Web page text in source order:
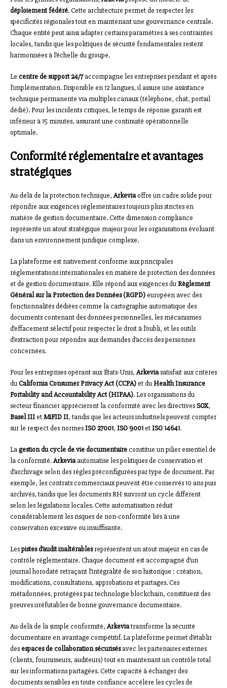
déploiement fédéré. Cette architecture permet de respecter les
spécificités régionales tout en maintenant une gouvernance centrale.
Chaque entité peut ainsi adapter certains paramètres à ses contraintes
locales, tandis que les politiques de sécurité fondamentales restent
harmonisées à l’échelle du groupe.
Le centre de support 24/7accompagne les entreprises pendant et après
l’implémentation. Disponible en 12 langues, il assure une assistance
technique permanente via multiples canaux (téléphone, chat, portail
dédié). Pour les incidents critiques, le temps de réponse garanti est
inférieur à 15 minutes, assurant une continuité opérationnelle
optimale.
Conformité réglementaire et avantages
stratégiques
Au-delà de la protection technique, Arkeviaoffre un cadre solide pour
répondre aux exigences réglementaires toujours plus strictes en
matière de gestion documentaire. Cette dimension compliance
représente un atout stratégique majeur pour les organisations évoluant
dans un environnement juridique complexe.
La plateforme est nativement conforme aux principales
réglementations internationales en matière de protection des données
et de gestion documentaire. Elle répond aux exigences duRèglement
Général sur la Protection des Données (RGPD)européen avec des
fonctionnalités dédiées comme la cartographie automatique des
documents contenant des données personnelles, les mécanismes
d’effacement sélectif pour respecter le droit à l’oubli, et les outils
d’extraction pour répondre aux demandes d’accès des personnes
concernées.
Pour les entreprises opérant aux États-Unis, Arkeviasatisfait aux critères
duCalifornia Consumer Privacy Act (CCPA)et duHealth Insurance
Portability and Accountability Act (HIPAA). Les organisations du
secteur financier apprécieront la conformité avec les directivesSOX,
Basel IIIetMiFID II, tandis que les acteurs industriels peuvent compter
sur le respect des normesISO 27001, ISO 9001etISO 14641.
La gestion du cycle de vie documentaireconstitue un pilier essentiel de
la conformité.Arkeviaautomatise les politiques de conservation et
d’archivage selon des règles préconfigurées par type de document. Par
exemple, les contrats commerciaux peuvent être conservés 10 ans puis
archivés, tandis que les documents RH suivront un cycle différent
selon les législations locales. Cette automatisation réduit
considérablement les risques de non-conformité liés à une
conservation excessive ou insuffisante.
Lespistes d’audit inaltérablesreprésentent un atout majeur en cas de
contrôle réglementaire. Chaque document est accompagné d’un
journal horodaté retraçant l’intégralité de son historique : création,
modifications, consultations, approbations et partages. Ces
métadonnées, protégées par technologie blockchain, constituent des
preuves irréfutables de bonne gouvernance documentaire.
Au-delà de la simple conformité, Arkeviatransforme la sécurité
documentaire en avantage compétitif. La plateforme permet d’établir
desespaces de collaboration sécurisésavec les partenaires externes
(clients, fournisseurs, auditeurs) tout en maintenant un contrôle total
sur les informations partagées. Cette capacité à échanger des
documents sensibles en toute confiance accélère les cycles de